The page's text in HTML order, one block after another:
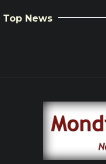
Top News